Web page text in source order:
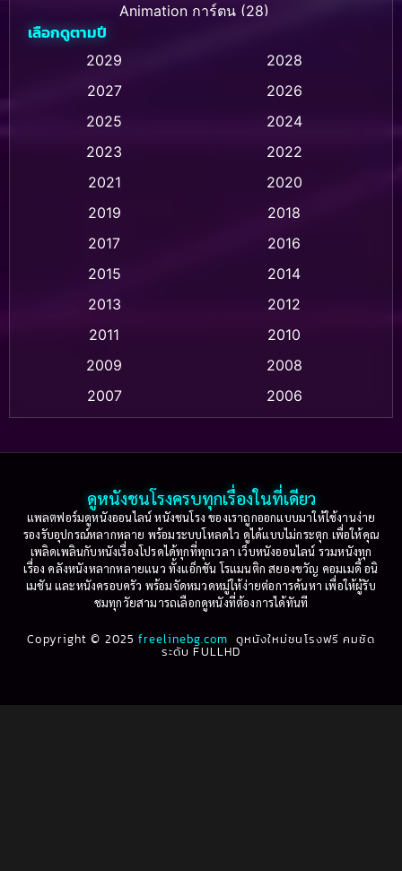
Animation การ์ตูน (28)
Animation การ์ตูน (236)
Animation การ์ตูน (32)
Animation แอนิเมชั่น (1)
Animation แอนิเมชัน (1)
Based on a True Story เรื่องจริง(75)
Based on Novel(16)
Betrayal(1)
Biography(3)
Biography ชีวประวัติ (61)
เลือกดูตามปี
2029
2028
2027
2026
2025
2024
2023
2022
2021
2020
2019
2018
2017
2016
2015
2014
2013
2012
2011
2010
2009
2008
2007
2006
2003
2002
2001
2000
1999
1998
1997
1996
1995
1994
1993
1992
1991
1990
1987
1986
ดูหนังชนโรงครบทุกเรื่องในที่เดียว
แพลตฟอร์มดูหนังออนไลน์ หนังชนโรง ของเราถูกออกแบบมาให้ใช้งานง่าย
รองรับอุปกรณ์หลากหลาย พร้อมระบบโหลดไว ดูได้แบบไม่กระตุก เพื่อให้คุณ
เพลิดเพลินกับหนังเรื่องโปรดได้ทุกที่ทุกเวลา เว็บหนังออนไลน์ รวมหนังทุก
เรื่อง คลังหนังหลากหลายแนว ทั้งแอ็กชัน โรแมนติก สยองขวัญ คอมเมดี้ อนิ
เมชัน และหนังครอบครัว พร้อมจัดหมวดหมู่ให้ง่ายต่อการค้นหา เพื่อให้ผู้รับ
ชมทุกวัยสามารถเลือกดูหนังที่ต้องการได้ทันที
Copyright © 2025freelinebg.com ดูหนังใหม่ชนโรงฟรี คมชัด
ระดับ FULLHD